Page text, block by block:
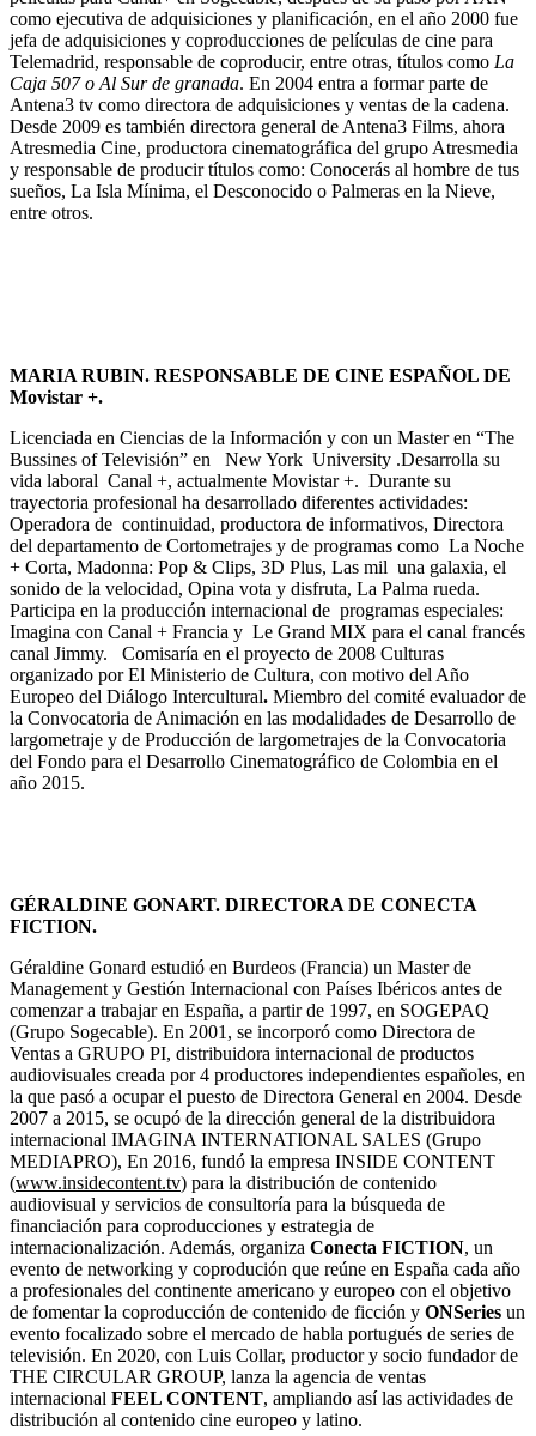
como ejecutiva de adquisiciones y planificación, en el año 2000 fue
jefa de adquisiciones y coproducciones de películas de cine para
Telemadrid, responsable de coproducir, entre otras, títulos como La
Caja 507 o Al Sur de granada. En 2004 entra a formar parte de
Antena3 tv como directora de adquisiciones y ventas de la cadena.
Desde 2009 es también directora general de Antena3 Films, ahora
Atresmedia Cine, productora cinematográfica del grupo Atresmedia
y responsable de producir títulos como: Conocerás al hombre de tus
sueños, La Isla Mínima, el Desconocido o Palmeras en la Nieve,
entre otros.
MARIA RUBIN. RESPONSABLE DE CINE ESPAÑOL DE
Movistar +.
Licenciada en Ciencias de la Información y con un Master en “The
Bussines of Televisión” en New York University .Desarrolla su
vida laboral Canal +, actualmente Movistar +. Durante su
trayectoria profesional ha desarrollado diferentes actividades:
Operadora de continuidad, productora de informativos, Directora
del departamento de Cortometrajes y de programas como La Noche
+ Corta, Madonna: Pop & Clips, 3D Plus, Las mil una galaxia, el
sonido de la velocidad, Opina vota y disfruta, La Palma rueda.
Participa en la producción internacional de programas especiales:
Imagina con Canal + Francia y Le Grand MIX para el canal francés
canal Jimmy. Comisaría en el proyecto de 2008 Culturas
organizado por El Ministerio de Cultura, con motivo del Año
Europeo del Diálogo Intercultural. Miembro del comité evaluador de
la Convocatoria de Animación en las modalidades de Desarrollo de
largometraje y de Producción de largometrajes de la Convocatoria
del Fondo para el Desarrollo Cinematográfico de Colombia en el
año 2015.
GÉRALDINE GONART. DIRECTORA DE CONECTA
FICTION.
Géraldine Gonard estudió en Burdeos (Francia) un Master de
Management y Gestión Internacional con Países Ibéricos antes de
comenzar a trabajar en España, a partir de 1997, en SOGEPAQ
(Grupo Sogecable). En 2001, se incorporó como Directora de
Ventas a GRUPO PI, distribuidora internacional de productos
audiovisuales creada por 4 productores independientes españoles, en
la que pasó a ocupar el puesto de Directora General en 2004. Desde
2007 a 2015, se ocupó de la dirección general de la distribuidora
internacional IMAGINA INTERNATIONAL SALES (Grupo
MEDIAPRO), En 2016, fundó la empresa INSIDE CONTENT
(www.insidecontent.tv) para la distribución de contenido
audiovisual y servicios de consultoría para la búsqueda de
financiación para coproducciones y estrategia de
internacionalización. Además, organiza Conecta FICTION, un
evento de networking y coprodución que reúne en España cada año
a profesionales del continente americano y europeo con el objetivo
de fomentar la coproducción de contenido de ficción y ONSeries un
evento focalizado sobre el mercado de habla portugués de series de
televisión. En 2020, con Luis Collar, productor y socio fundador de
THE CIRCULAR GROUP, lanza la agencia de ventas
internacional FEEL CONTENT, ampliando así las actividades de
distribución al contenido cine europeo y latino.